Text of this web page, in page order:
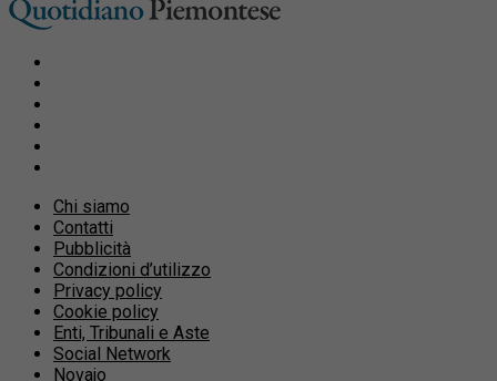
Chi siamo
Contatti
Pubblicità
Condizioni d’utilizzo
Privacy policy
Cookie policy
Enti, Tribunali e Aste
Social Network
Novajo